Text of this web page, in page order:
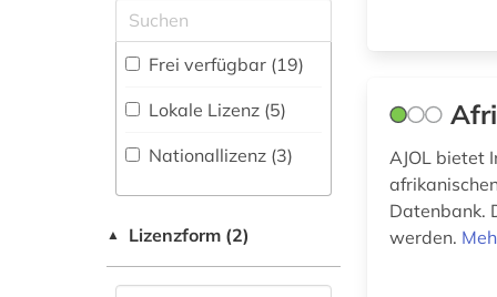
Elektronik,
Nachrichtentechnik (3)
Energietechnik (3)
Ethnologie (12)
Geographie (7)
(3)
entwicklungszusammenarbeit
fotografie (1)
Portal (4)
Sammlung Nicht-
Textueller-Materialien
Volltextdatenbank
(14)
Wörterbuch,
Nachschlagwerk (1)
Frei verfügbar (19)
Lokale Lizenz (5)
Nationallizenz (3)
▲ Lizenzform (2)
AJOL bietet
Datenbank.
werden.